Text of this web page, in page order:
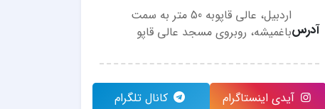
آدرس
اردبیل، عالی قاپوبه 50 متر به سمت
باغمیشه، روبروی مسجد عالی قاپو
آیدی اینستاگرام کانال تلگرام